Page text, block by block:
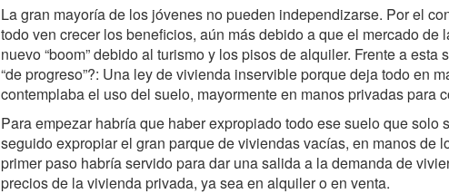
La gran mayoría de los jóvenes no pueden independizarse. Por el
todo ven crecer los beneficios, aún más debido a que el mercado de
nuevo “boom” debido al turismo y los pisos de alquiler. Frente a
“de progreso”?: Una ley de vivienda inservible porque deja todo en
contemplaba el uso del suelo, mayormente en manos privadas para
Para empezar habría que haber expropiado todo ese suelo que solo
seguido expropiar el gran parque de viviendas vacías, en manos de
primer paso habría servido para dar una salida a la demanda de
precios de la vivienda privada, ya sea en alquiler o en venta.